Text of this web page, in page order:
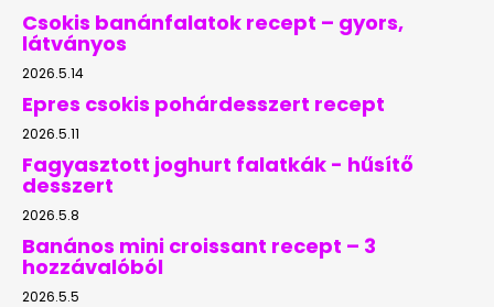
Csokis banánfalatok recept – gyors,
látványos
2026.5.14
Epres csokis pohárdesszert recept
2026.5.11
Fagyasztott joghurt falatkák - hűsítő
desszert
2026.5.8
Banános mini croissant recept – 3
hozzávalóból
2026.5.5